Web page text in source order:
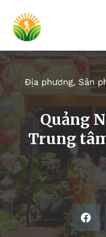
Địa phương, Sản
Quảng
Trung